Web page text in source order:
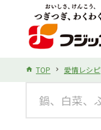
TOP 愛情レシピ